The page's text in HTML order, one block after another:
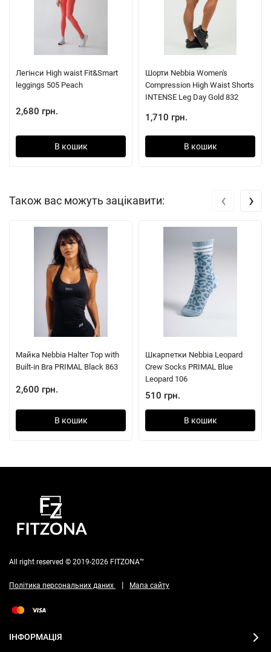
Легінси High waist Fit&Smart
leggings 505 Peach
2,680 грн.
В кошик
Шорти Nebbia Women's
Compression High Waist Shorts
INTENSE Leg Day Gold 832
1,710 грн.
В кошик
Також вас можуть зацікавити:
Майка Nebbia Halter Top with
Built-in Bra PRIMAL Black 863
2,600 грн.
В кошик
Шкарпетки Nebbia Leopard
Crew Socks PRIMAL Blue
Leopard 106
510 грн.
В кошик
‹ ›
All right reserved © 2019-2026 FITZONA™
Політика персональних даних | Мапа сайту
ІНФОРМАЦІЯ